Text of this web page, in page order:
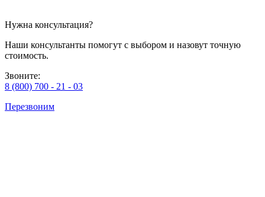
Нужна консультация?
Наши консультанты помогут с выбором и назовут точную
стоимость.
Звоните:
8 (800) 700 - 21 - 03
Перезвоним